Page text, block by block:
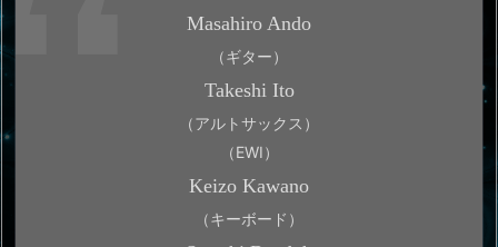
Masahiro Ando
（ギター）
Takeshi Ito
（アルトサックス）
（EWI）
Keizo Kawano
（キーボード）